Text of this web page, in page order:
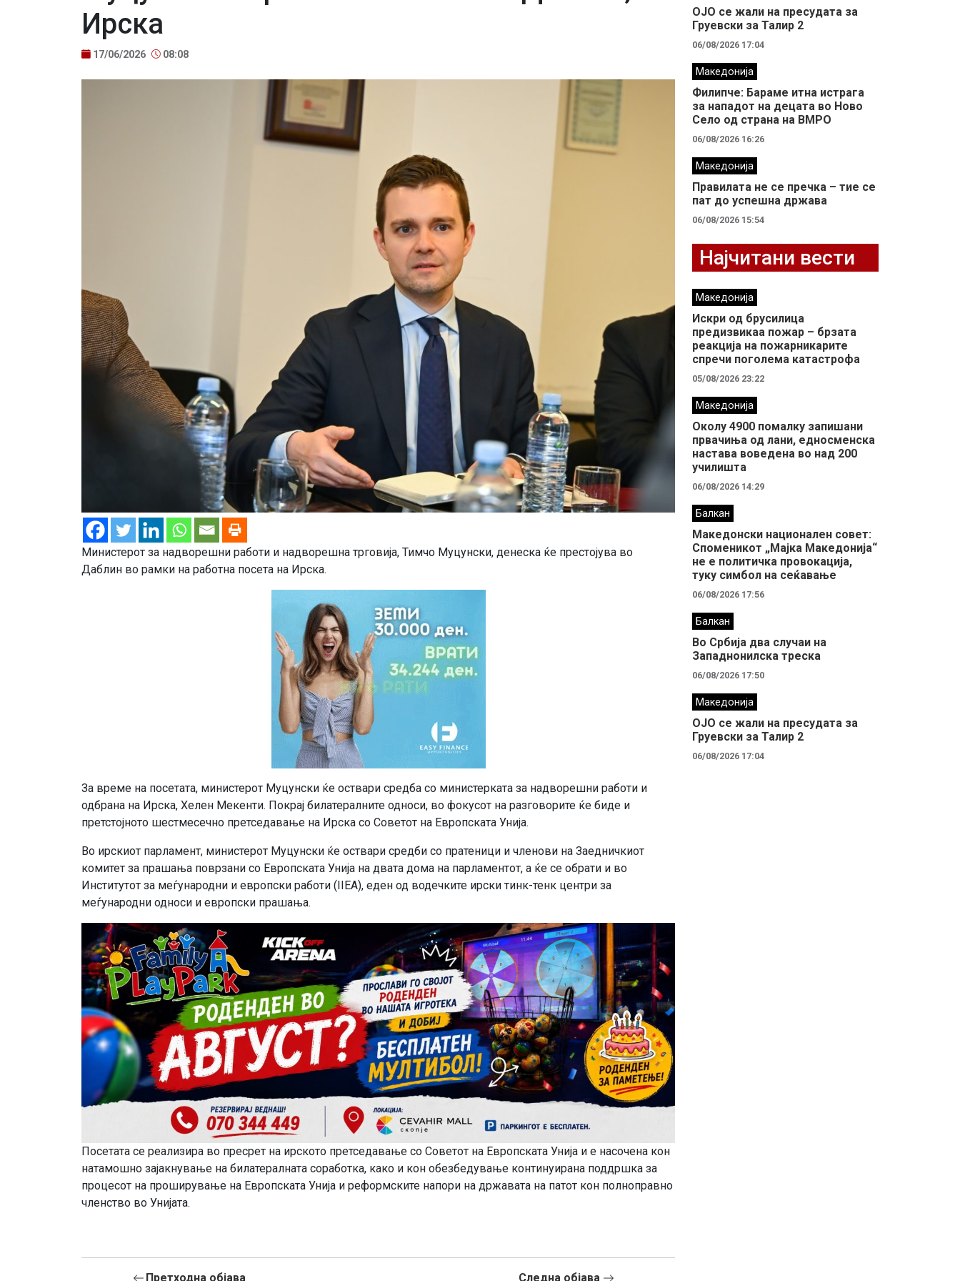
Ирска
17/06/2026 08:08
Министерот за надворешни работи и надворешна трговија, Тимчо Муцунски, денеска ќе престојува во
Даблин во рамки на работна посета на Ирска.
За време на посетата, министерот Муцунски ќе оствари средба со министерката за надворешни работи и
одбрана на Ирска, Хелен Мекенти. Покрај билатералните односи, во фокусот на разговорите ќе биде и
претстојното шестмесечно претседавање на Ирска со Советот на Европската Унија.
Во ирскиот парламент, министерот Муцунски ќе оствари средби со пратеници и членови на Заедничкиот
комитет за прашања поврзани со Европската Унија на двата дома на парламентот, а ќе се обрати и во
Институтот за меѓународни и европски работи (IIEA), еден од водечките ирски тинк-тенк центри за
меѓународни односи и европски прашања.
Посетата се реализира во пресрет на ирското претседавање со Советот на Европската Унија и е насочена кон
натамошно зајакнување на билатералната соработка, како и кон обезбедување континуирана поддршка за
процесот на проширување на Европската Унија и реформските напори на државата на патот кон полноправно
членство во Унијата.
Претходна објава Следна објава
ОЈО се жали на пресудата за
Груевски за Талир 2
06/08/2026 17:04
Македонија
Филипче: Бараме итна истрага
за нападот на децата во Ново
Село од страна на ВМРО
06/08/2026 16:26
Македонија
Правилата не се пречка – тие се
пат до успешна држава
06/08/2026 15:54
Најчитани вести
Македонија
Искри од брусилица
предизвикаа пожар – брзата
реакција на пожарникарите
спречи поголема катастрофа
05/08/2026 23:22
Македонија
Околу 4900 помалку запишани
првачиња од лани, едносменска
настава воведена во над 200
училишта
06/08/2026 14:29
Балкан
Македонски национален совет:
Споменикот „Мајка Македонија“
не е политичка провокација,
туку симбол на сеќавање
06/08/2026 17:56
Балкан
Во Србија два случaи на
Западнонилска треска
06/08/2026 17:50
Македонија
ОЈО се жали на пресудата за
Груевски за Талир 2
06/08/2026 17:04